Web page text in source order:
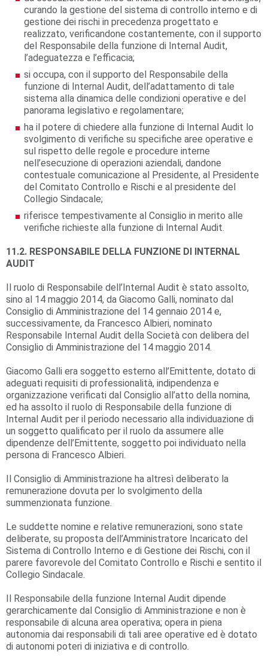
curando la gestione del sistema di controllo interno e di
gestione dei rischi in precedenza progettato e
realizzato, verificandone costantemente, con il supporto
del Responsabile della funzione di Internal Audit,
l’adeguatezza e l’efficacia;
si occupa, con il supporto del Responsabile della
funzione di Internal Audit, dell’adattamento di tale
sistema alla dinamica delle condizioni operative e del
panorama legislativo e regolamentare;
ha il potere di chiedere alla funzione di Internal Audit lo
svolgimento di verifiche su specifiche aree operative e
sul rispetto delle regole e procedure interne
nell’esecuzione di operazioni aziendali, dandone
contestuale comunicazione al Presidente, al Presidente
del Comitato Controllo e Rischi e al presidente del
Collegio Sindacale;
riferisce tempestivamente al Consiglio in merito alle
verifiche richieste alla funzione di Internal Audit.
11.2. RESPONSABILE DELLA FUNZIONE DI INTERNAL
AUDIT
Il ruolo di Responsabile dell’Internal Audit è stato assolto,
sino al 14 maggio 2014, da Giacomo Galli, nominato dal
Consiglio di Amministrazione del 14 gennaio 2014 e,
successivamente, da Francesco Albieri, nominato
Responsabile Internal Audit della Società con delibera del
Consiglio di Amministrazione del 14 maggio 2014.
Giacomo Galli era soggetto esterno all’Emittente, dotato di
adeguati requisiti di professionalità, indipendenza e
organizzazione verificati dal Consiglio all’atto della nomina,
ed ha assolto il ruolo di Responsabile della funzione di
Internal Audit per il periodo necessario alla individuazione di
un soggetto qualificato per il ruolo da assumere alle
dipendenze dell’Emittente, soggetto poi individuato nella
persona di Francesco Albieri.
Il Consiglio di Amministrazione ha altresì deliberato la
remunerazione dovuta per lo svolgimento della
summenzionata funzione.
Le suddette nomine e relative remunerazioni, sono state
deliberate, su proposta dell’Amministratore Incaricato del
Sistema di Controllo Interno e di Gestione dei Rischi, con il
parere favorevole del Comitato Controllo e Rischi e sentito il
Collegio Sindacale.
Il Responsabile della funzione Internal Audit dipende
gerarchicamente dal Consiglio di Amministrazione e non è
responsabile di alcuna area operativa; opera in piena
autonomia dai responsabili di tali aree operative ed è dotato
di autonomi poteri di iniziativa e di controllo.